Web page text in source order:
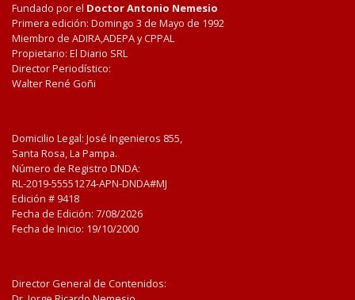
Fundado por el Doctor Antonio Nemesio
Primera edición: Domingo 3 de Mayo de 1992
Miembro de ADIRA,ADEPA y CPPAL
Propietario: El Diario SRL
Director Periodístico:
Walter René Goñi
Domicilio Legal: José Ingenieros 855,
Santa Rosa, La Pampa.
Número de Registro DNDA:
RL-2019-55551274-APN-DNDA#MJ
Edición # 9418
Fecha de Edición: 7/08/2026
Fecha de Inicio: 19/10/2000
Director General de Contenidos: